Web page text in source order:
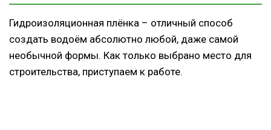
Гидроизоляционная плёнка – отличный способ
создать водоём абсолютно любой, даже самой
необычной формы. Как только выбрано место для
строительства, приступаем к работе.